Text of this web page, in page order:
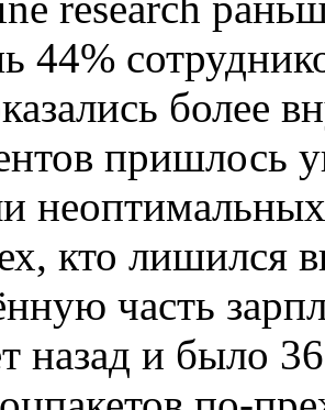
44%
более
пришлось
кто лишился
часть
назад и было